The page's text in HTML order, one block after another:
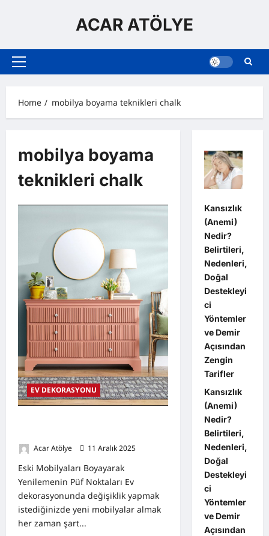
ACAR ATÖLYE
Primary
Home
mobilya boyama teknikleri chalk
mobilya boyama
teknikleri chalk
EV DEKORASYONU
Acar Atölye
11 Aralık 2025
Eski Mobilyaları Boyayarak
Yenilemenin Püf Noktaları Ev
dekorasyonunda değişiklik yapmak
istediğinizde yeni mobilyalar almak
her zaman şart...
Kansızlık
(Anemi)
Nedir?
Belirtileri,
Nedenleri,
Doğal
Destekleyi
ci
Yöntemler
ve Demir
Açısından
Zengin
Tarifler
Kansızlık
(Anemi)
Nedir?
Belirtileri,
Nedenleri,
Doğal
Destekleyi
ci
Yöntemler
ve Demir
Açısından